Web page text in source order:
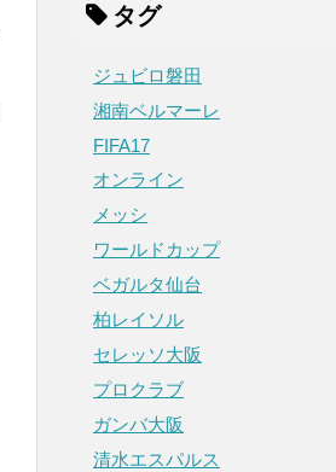
タグ
ジュビロ磐田
湘南ベルマーレ
FIFA17
オンライン
メッシ
ワールドカップ
ベガルタ仙台
柏レイソル
セレッソ大阪
プロクラブ
ガンバ大阪
清水エスパルス